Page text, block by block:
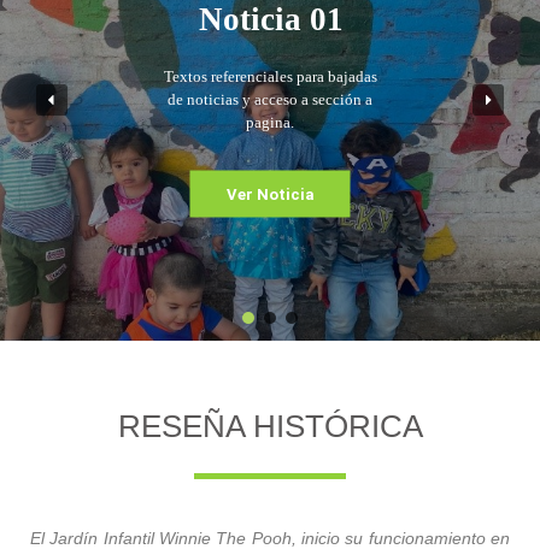
Textos referenciales para bajadas
de noticias y acceso a sección a
pagina.
Ver Noticia
Noticia 01
RESEÑA HISTÓRICA
El Jardín Infantil Winnie The Pooh, inicio su funcionamiento en